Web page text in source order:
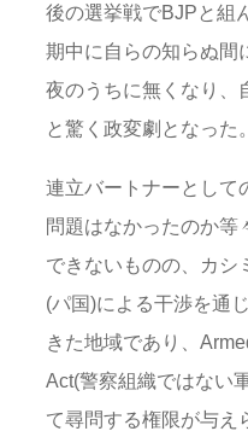
後の選挙戦でBJPと組
期中に自らの知らぬ間
夜のうちに無くなり、
と驚く政変劇となった。
連立バートナーとして
問題はなかったのか等
できないものの、カシ
(パ国)による干渉を通
きた地域であり、
Act(警察組織ではない
て尋問する権限が与え